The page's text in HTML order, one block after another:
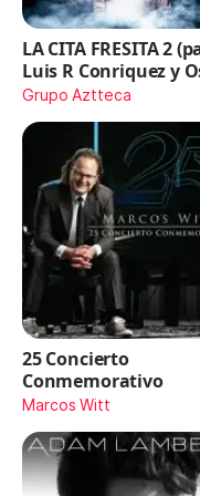
LA CITA FRESITA 2
Luis R Conriquez y
Maydon)
Grupo Aztteca
25 Concierto
Conmemorativo
Marcos Witt